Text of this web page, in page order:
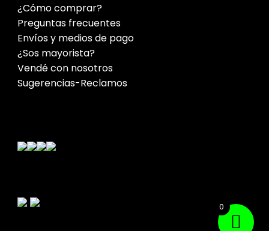
¿Cómo comprar?
Preguntas frecuentes
Envíos y medios de pago
¿Sos mayorista?
Vendé con nosotros
Sugerencias-Reclamos
0